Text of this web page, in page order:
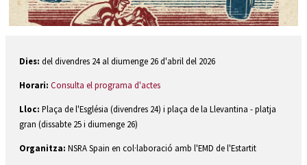
Dies: del divendres 24 al diumenge 26 d'abril del 2026
Horari: Consulta el programa d'actes
Lloc: Plaça de l'Església (divendres 24) i plaça de la Llevantina - platja
gran (dissabte 25 i diumenge 26)
Organitza: NSRA Spain en col·laboració amb l'EMD de l'Estartit